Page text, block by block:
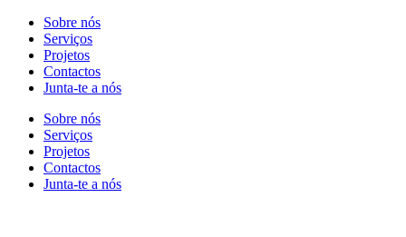
Sobre nós
Serviços
Projetos
Contactos
Junta-te a nós
Sobre nós
Serviços
Projetos
Contactos
Junta-te a nós